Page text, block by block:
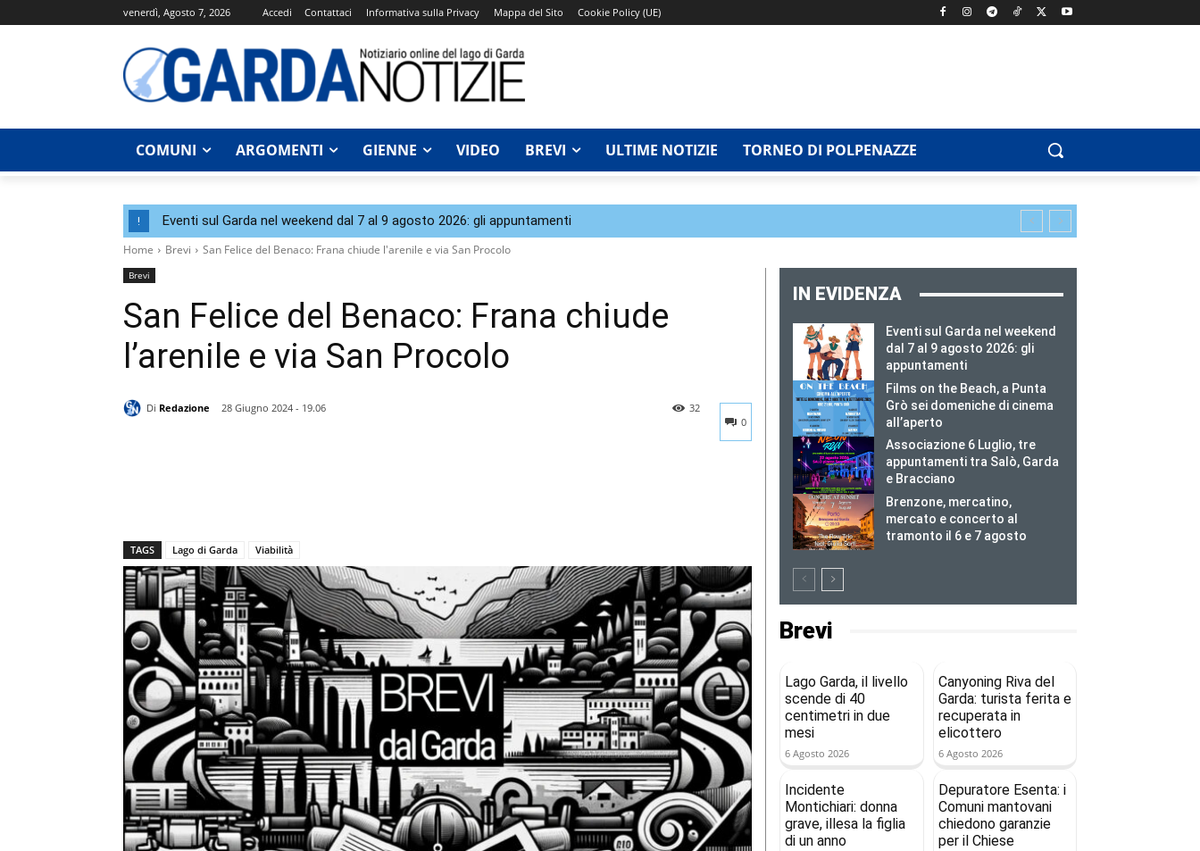
venerdì, Agosto 7, 2026 Accedi Contattaci Informativa sulla Privacy Mappa del Sito Cookie Policy (UE)
COMUNI ARGOMENTI GIENNE VIDEO BREVI ULTIME NOTIZIE TORNEO DI POLPENAZZE
! Eventi sul Garda nel weekend dal 7 al 9 agosto 2026: gli appuntamenti
Home Brevi San Felice del Benaco: Frana chiude l'arenile e via San Procolo
Brevi
San Felice del Benaco: Frana chiude
l’arenile e via San Procolo
Di Redazione
28 Giugno 2024 - 19.06
0
32
TAGS Lago di Garda Viabilità
IN EVIDENZA
Eventi sul Garda nel weekend
dal 7 al 9 agosto 2026: gli
appuntamenti
Films on the Beach, a Punta
Grò sei domeniche di cinema
all’aperto
Associazione 6 Luglio, tre
appuntamenti tra Salò, Garda
e Bracciano
Brenzone, mercatino,
mercato e concerto al
tramonto il 6 e 7 agosto
Brevi
Lago Garda, il livello
scende di 40
centimetri in due
mesi
6 Agosto 2026
Canyoning Riva del
Garda: turista ferita e
recuperata in
elicottero
6 Agosto 2026
Incidente
Montichiari: donna
grave, illesa la figlia
di un anno
Depuratore Esenta: i
Comuni mantovani
chiedono garanzie
per il Chiese